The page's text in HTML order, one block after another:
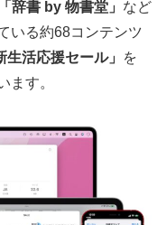
「辞書 by 物書堂」 など
いる約68コンテンツ
生活応援セール」
を
ます。